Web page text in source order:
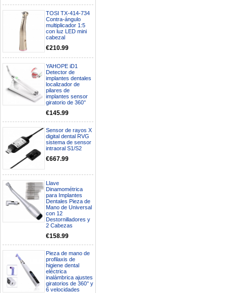
TOSI TX-414-734
Contra-ángulo
multiplicador 1:5
con luz LED mini
cabezal
€210.99
YAHOPE iD1
Detector de
implantes dentales
localizador de
pilares de
implantes sensor
giratorio de 360°
€145.99
Sensor de rayos X
digital dental RVG
sistema de sensor
intraoral S1/S2
€667.99
Llave
Dinamométrica
para Implantes
Dentales Pieza de
Mano de Universal
con 12
Destornilladores y
2 Cabezas
€158.99
Pieza de mano de
profilaxis de
higiene dental
eléctrica
inalámbrica ajustes
giratorios de 360° y
6 velocidades